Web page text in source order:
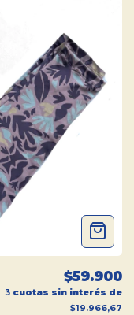
$59.900
3 cuotas sin interés de
$19.966,67